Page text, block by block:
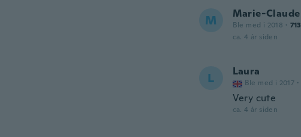
M Marie-Claude
Ble med i 2018 · 713
ca. 4 år siden
L Laura
Ble med i 2017 ·
Very cute
ca. 4 år siden